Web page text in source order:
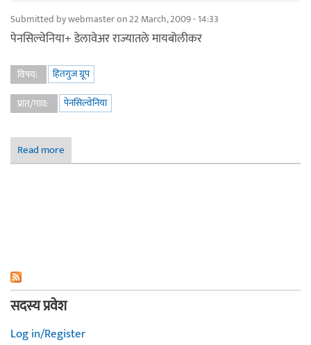
Submitted bywebmasteron 22 March, 2009 - 14:33
पेनसिल्वेनिया+ डेलावेअर राज्यातले मायबोलीकर
विषय:
हितगुज ग्रूप
प्रांत/गाव:
पेनसिल्वेनिया
Read more
सदस्य प्रवेश
Log in/Register